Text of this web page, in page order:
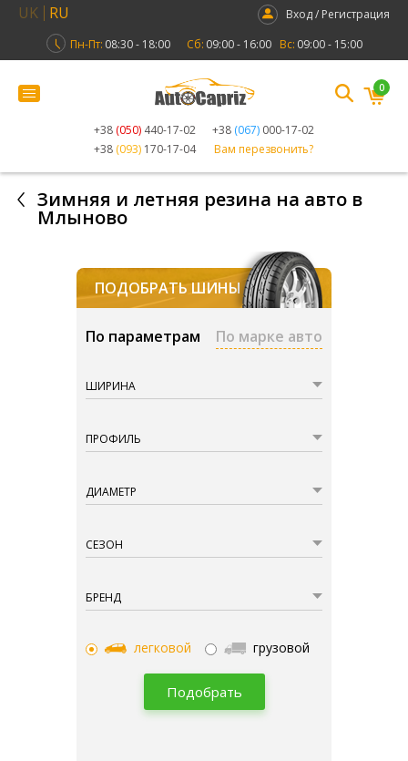
UK RU
Вход / Регистрация
Пн-Пт: 08:30 - 18:00 Сб: 09:00 - 16:00 Вс: 09:00 - 15:00
+38 (050) 440-17-02 +38 (067) 000-17-02
+38 (093) 170-17-04 Вам перезвонить?
0
Зимняя и летняя резина на авто в
Млыново
ПОДОБРАТЬ ШИНЫ
По параметрам По марке авто
ШИРИНА
ПРОФИЛЬ
ДИАМЕТР
СЕЗОН
БРЕНД
легковой грузовой
Подобрать